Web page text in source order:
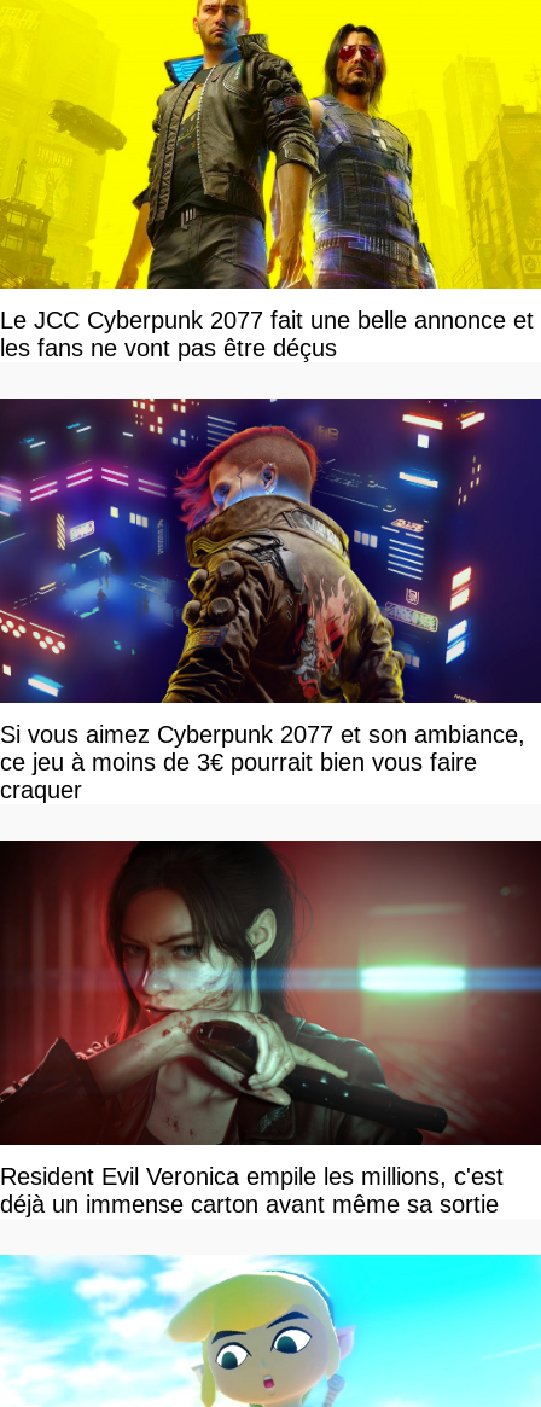
Le JCC Cyberpunk 2077 fait une belle annonce et
les fans ne vont pas être déçus
Si vous aimez Cyberpunk 2077 et son ambiance,
ce jeu à moins de 3€ pourrait bien vous faire
craquer
Resident Evil Veronica empile les millions, c'est
déjà un immense carton avant même sa sortie